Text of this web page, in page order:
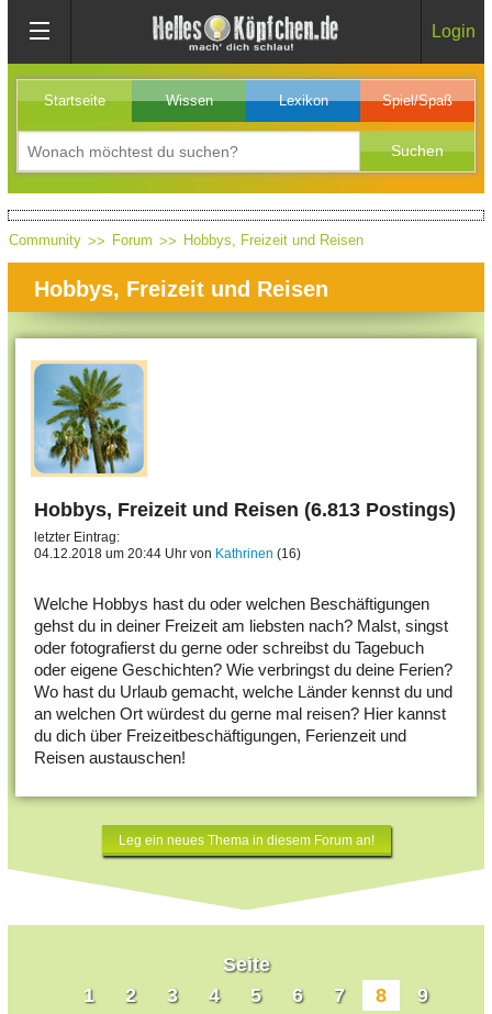
Login
Startseite Wissen Lexikon Spiel/Spaß
Community Forum Hobbys, Freizeit und Reisen
Hobbys, Freizeit und Reisen
Hobbys, Freizeit und Reisen (6.813 Postings)
letzter Eintrag:
04.12.2018 um 20:44 Uhr von Kathrinen (16)
Welche Hobbys hast du oder welchen Beschäftigungen
gehst du in deiner Freizeit am liebsten nach? Malst, singst
oder fotografierst du gerne oder schreibst du Tagebuch
oder eigene Geschichten? Wie verbringst du deine Ferien?
Wo hast du Urlaub gemacht, welche Länder kennst du und
an welchen Ort würdest du gerne mal reisen? Hier kannst
du dich über Freizeitbeschäftigungen, Ferienzeit und
Reisen austauschen!
Leg ein neues Thema in diesem Forum an!
Seite
1
2 3 4 5 6 7 8
9